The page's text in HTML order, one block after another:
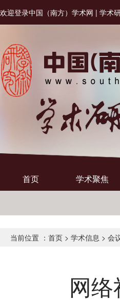
欢迎登录中国（南方）学术网 | 学术
首页 学术聚焦
当前位置 ： 首页 > 学术信息 > 会
网